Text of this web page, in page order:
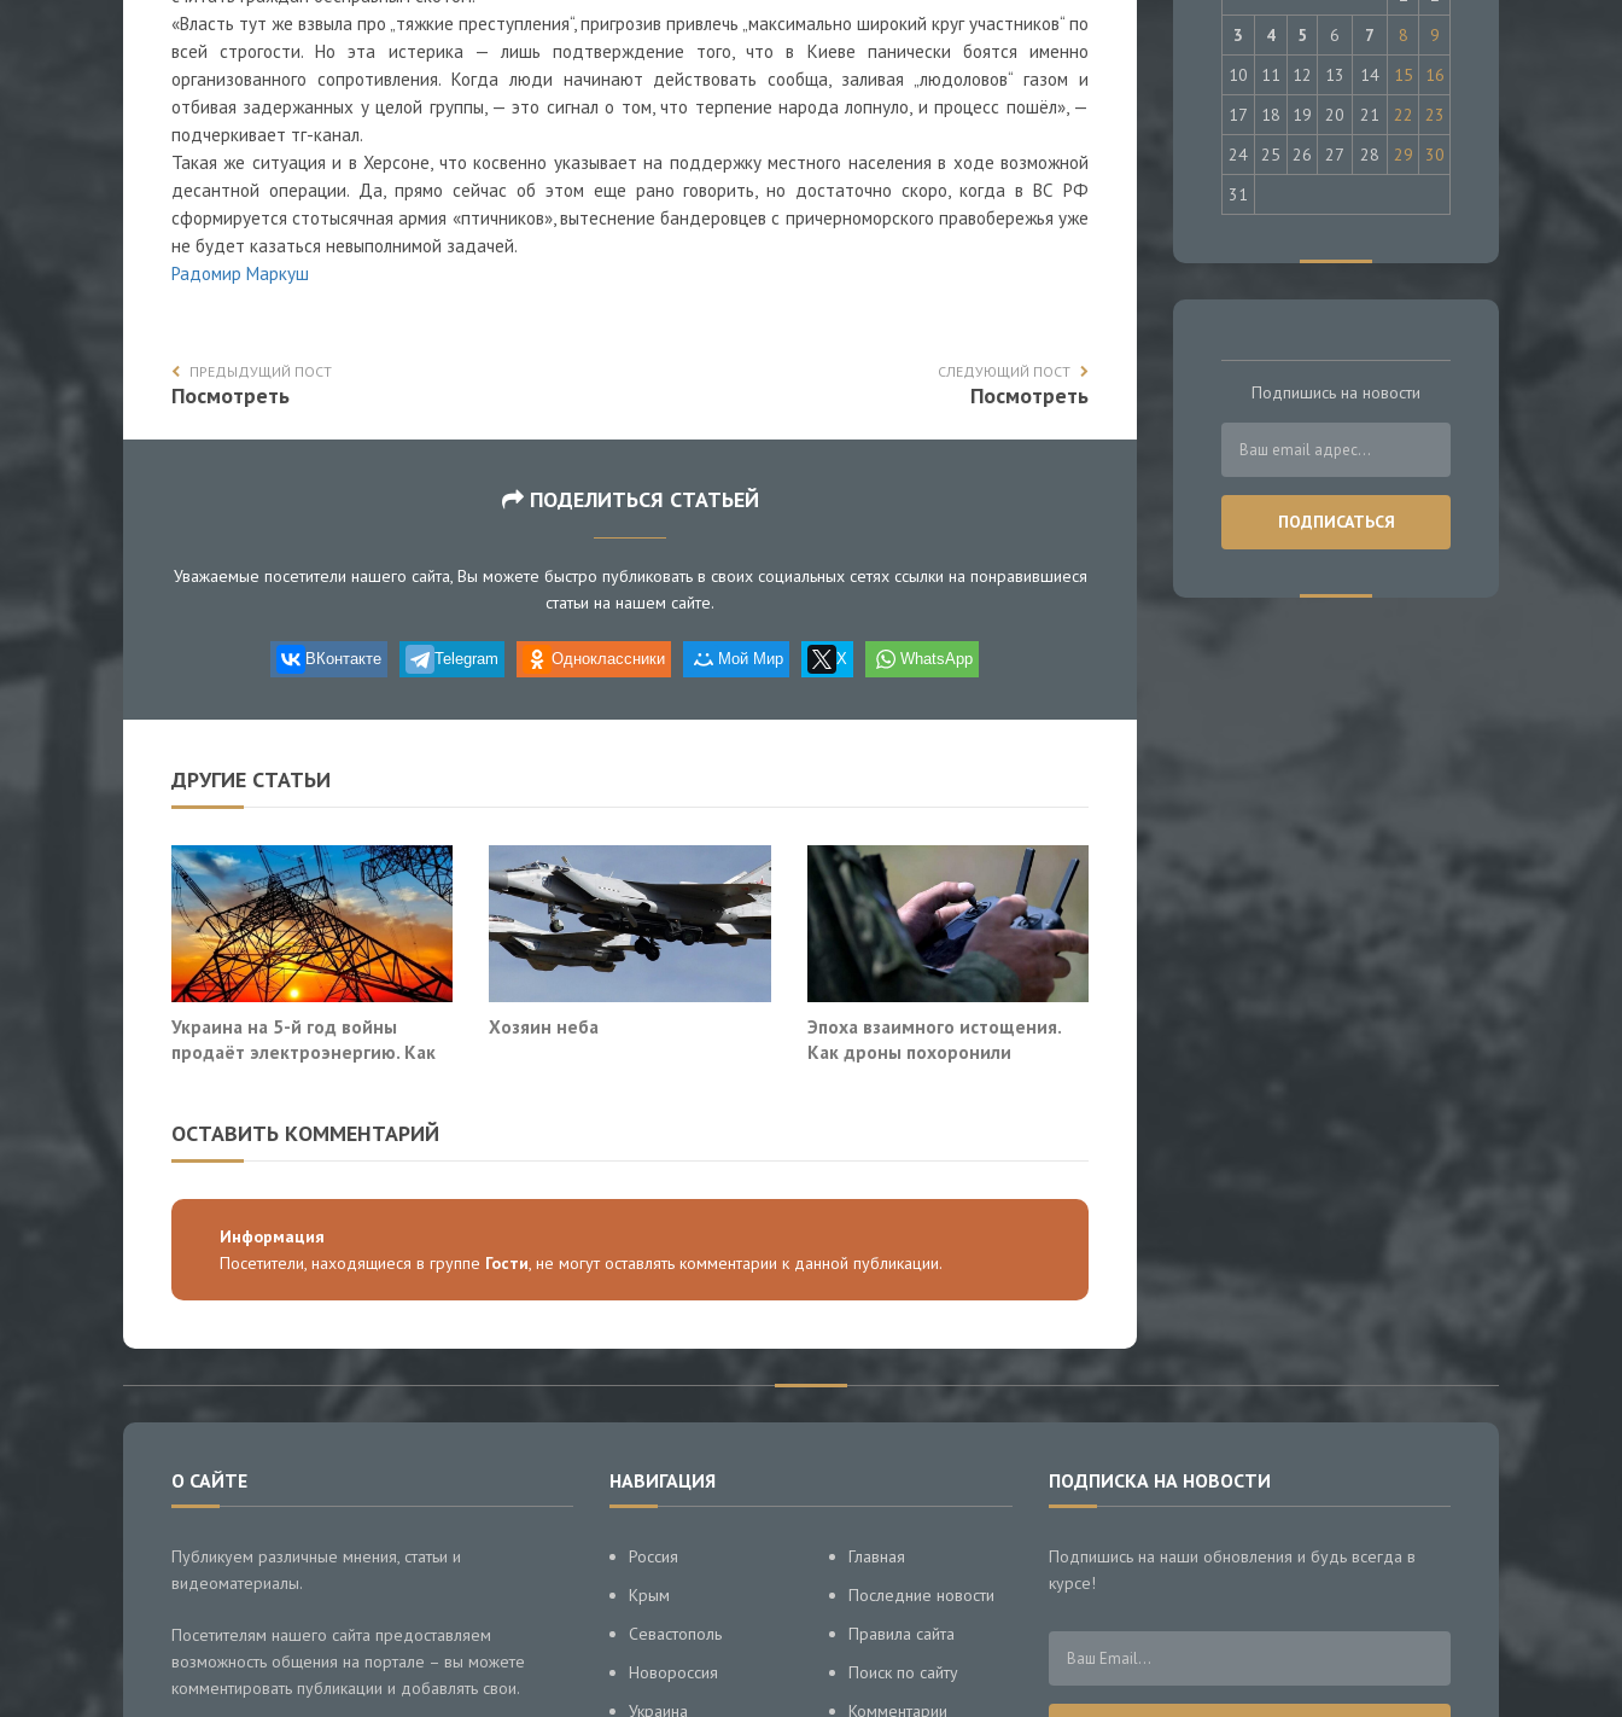
«Власть тут же взвыла про „тяжкие преступления“, пригрозив привлечь „максимально широкий круг участников“ по
всей строгости. Но эта истерика — лишь подтверждение того, что в Киеве панически боятся именно
организованного сопротивления. Когда люди начинают действовать сообща, заливая „людоловов“ газом и
отбивая задержанных у целой группы, — это сигнал о том, что терпение народа лопнуло, и процесс пошёл», —
подчеркивает тг-канал.
Такая же ситуация и в Херсоне, что косвенно указывает на поддержку местного населения в ходе возможной
десантной операции. Да, прямо сейчас об этом еще рано говорить, но достаточно скоро, когда в ВС РФ
сформируется стотысячная армия «птичников», вытеснение бандеровцев с причерноморского правобережья уже
не будет казаться невыполнимой задачей.
Радомир Маркуш
ПРЕДЫДУЩИЙ ПОСТ
Посмотреть
СЛЕДУЮЩИЙ ПОСТ
Посмотреть
ПОДЕЛИТЬСЯ СТАТЬЕЙ
Уважаемые посетители нашего сайта, Вы можете быстро публиковать в своих социальных сетях ссылки на понравившиеся
статьи на нашем сайте.
ВКонтакте Telegram Одноклассники Мой Мир X WhatsApp
ДРУГИЕ СТАТЬИ
Украина на 5-й год войны
продаёт электроэнергию. Как
Хозяин неба
Эпоха взаимного истощения.
Как дроны похоронили
ОСТАВИТЬ КОММЕНТАРИЙ
Информация
Посетители, находящиеся в группе Гости, не могут оставлять комментарии к данной публикации.
3
4 5 6 7 8
9
10
11 12 13 14 15
16
17
18 19 20 21 22
23
24
25 26 27 28 29
30
31
Подпишись на новости
О САЙТЕ
Публикуем различные мнения, статьи и
видеоматериалы.
Посетителям нашего сайта предоставляем
возможность общения на портале – вы можете
комментировать публикации и добавлять свои.
НАВИГАЦИЯ
Россия
Крым
Севастополь
Новороссия
Украина
Главная
Последние новости
Правила сайта
Поиск по сайту
Комментарии
ПОДПИСКА НА НОВОСТИ
Подпишись на наши обновления и будь всегда в
курсе!